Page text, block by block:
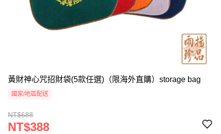
黃財神心咒招財袋(5款任選)（限海外直購）storage bag
國家/地區配送
NT$688
NT$388